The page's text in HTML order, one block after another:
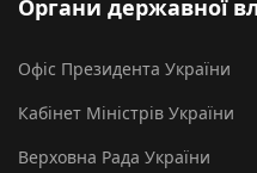
Органи державної
Офіс Президента України
Кабінет Міністрів України
Верховна Рада України